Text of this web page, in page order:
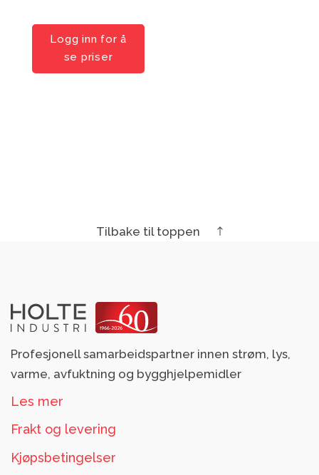
Logg inn for å
se priser
Tilbake til toppen
Profesjonell samarbeidspartner innen strøm, lys,
varme, avfuktning og bygghjelpemidler
Les mer
Frakt og levering
Kjøpsbetingelser